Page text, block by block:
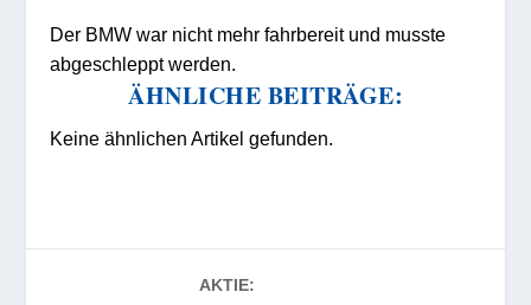
Der BMW war nicht mehr fahrbereit und musste
abgeschleppt werden.
ÄHNLICHE BEITRÄGE:
Keine ähnlichen Artikel gefunden.
AKTIE: